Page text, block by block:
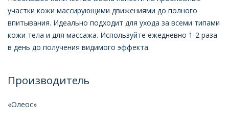
участки кожи массирующими движениями до полного
впитывания. Идеально подходит для ухода за всеми типами
кожи тела и для массажа. Используйте ежедневно 1-2 раза
в день до получения видимого эффекта.
Производитель
«Олеос»